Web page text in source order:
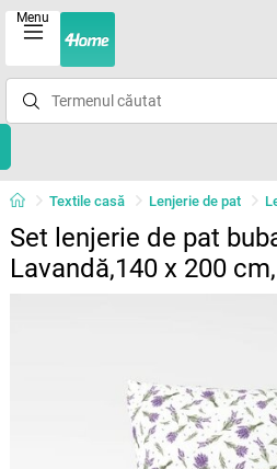
Menu
Textile casă Lenjerie de pat
Set lenjerie de pat
Lavandă,140 x 200